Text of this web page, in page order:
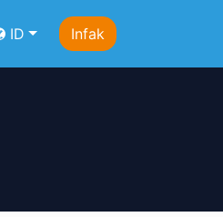
ID Infak